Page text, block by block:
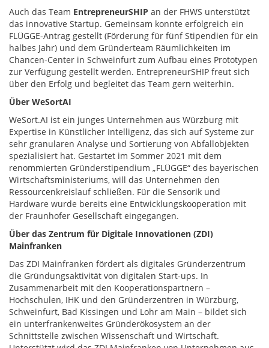
Auch das Team EntrepreneurSHIP an der FHWS unterstützt
das innovative Startup. Gemeinsam konnte erfolgreich ein
FLÜGGE-Antrag gestellt (Förderung für fünf Stipendien für ein
halbes Jahr) und dem Gründerteam Räumlichkeiten im
Chancen-Center in Schweinfurt zum Aufbau eines Prototypen
zur Verfügung gestellt werden. EntrepreneurSHIP freut sich
über den Erfolg und begleitet das Team gern weiterhin.
Über WeSortAI
WeSort.AI ist ein junges Unternehmen aus Würzburg mit
Expertise in Künstlicher Intelligenz, das sich auf Systeme zur
sehr granularen Analyse und Sortierung von Abfallobjekten
spezialisiert hat. Gestartet im Sommer 2021 mit dem
renommierten Gründerstipendium „FLÜGGE“ des bayerischen
Wirtschaftsministeriums, will das Unternehmen den
Ressourcenkreislauf schließen. Für die Sensorik und
Hardware wurde bereits eine Entwicklungskooperation mit
der Fraunhofer Gesellschaft eingegangen.
Über das Zentrum für Digitale Innovationen (ZDI)
Mainfranken
Das ZDI Mainfranken fördert als digitales Gründerzentrum
die Gründungsaktivität von digitalen Start-ups. In
Zusammenarbeit mit den Kooperationspartnern –
Hochschulen, IHK und den Gründerzentren in Würzburg,
Schweinfurt, Bad Kissingen und Lohr am Main – bildet sich
ein unterfrankenweites Gründerökosystem an der
Schnittstelle zwischen Wissenschaft und Wirtschaft.